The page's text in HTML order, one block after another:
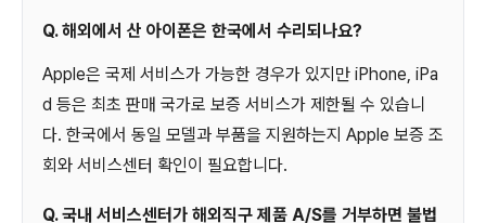
Q. 해외에서 산 아이폰은 한국에서 수리되나요?
Apple은 국제 서비스가 가능한 경우가 있지만 iPhone, iPa
d 등은 최초 판매 국가로 보증 서비스가 제한될 수 있습니
다. 한국에서 동일 모델과 부품을 지원하는지 Apple 보증 조
회와 서비스센터 확인이 필요합니다.
Q. 국내 서비스센터가 해외직구 제품 A/S를 거부하면 불법